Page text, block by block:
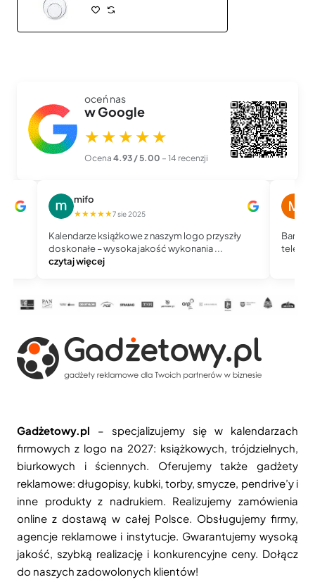
oceń nas
w Google
★★★★★
Ocena 4.93 / 5.00 – 14 recenzji
mifo
★★★★★7 sie 2025
Kalendarze książkowe z naszym logo przyszły
doskonałe – wysoka jakość wykonania ...
czytaj więcej
Bardzo
Gadżetowy.pl – specjalizujemy się w kalendarzach
firmowych z logo na 2027: książkowych, trójdzielnych,
biurkowych i ściennych. Oferujemy także gadżety
reklamowe: długopisy, kubki, torby, smycze, pendrive’y i
inne produkty z nadrukiem. Realizujemy zamówienia
online z dostawą w całej Polsce. Obsługujemy firmy,
agencje reklamowe i instytucje. Gwarantujemy wysoką
jakość, szybką realizację i konkurencyjne ceny. Dołącz
do naszych zadowolonych klientów!